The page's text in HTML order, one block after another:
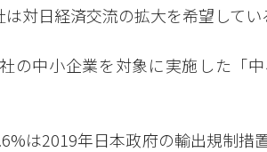
対日経済交流の拡大を希望してい
の中小企業を対象に実施した「
は2019年日本政府の輸出規制措